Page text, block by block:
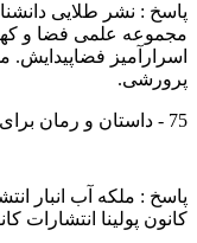
پاسخ : نشر طلایی
مجموعه علمی فضا و
اسرارآمیز
پرورشی.
75 - داستان و رمان برای دختر12ساله
پاسخ : ملکه آب انبار
کانون پولینا انتشارات